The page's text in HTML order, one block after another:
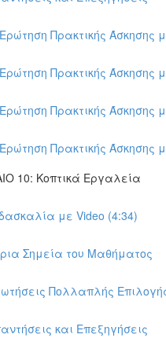
Πρακτικής
Πρακτικής
Πρακτικής
Πρακτικής
10: Κοπτικά Εργαλεία
με Video (4:34)
Σημεία του Μαθήματος
Πολλαπλής
και Επεξηγήσεις